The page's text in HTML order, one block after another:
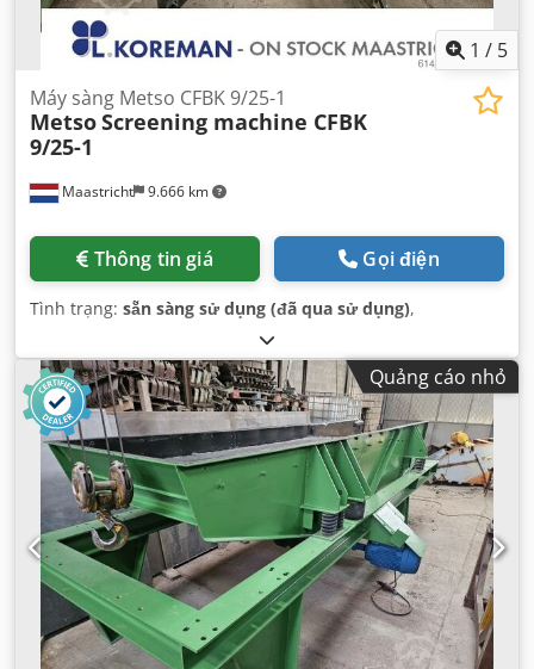
1 / 5
Maastricht 9.666 km
Máy sàng Metso CFBK 9/25-1
MetsoScreening machine CFBK
9/25-1
Thông tin giá Gọi điện
Tình trạng: sẵn sàng sử dụng (đã qua sử dụng),
Quảng cáo nhỏ